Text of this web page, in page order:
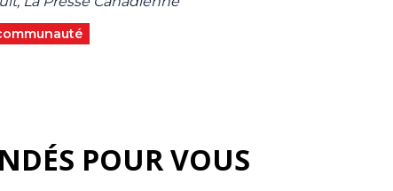
POUR VOUS